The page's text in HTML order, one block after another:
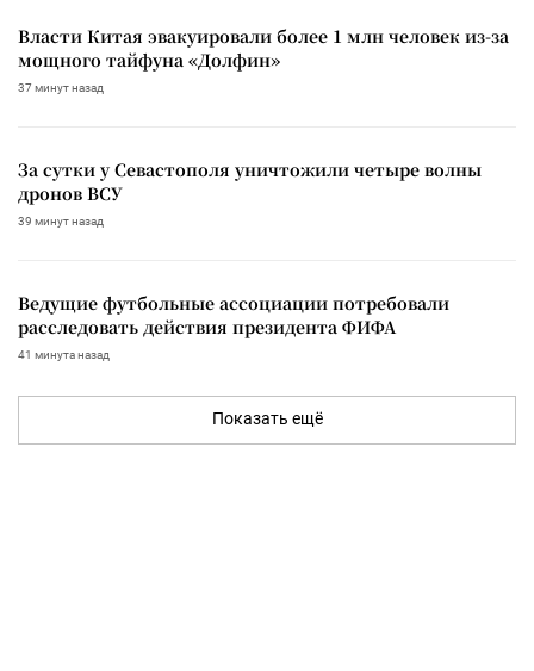
Власти Китая эвакуировали более 1 млн человек из-за
мощного тайфуна «Долфин»
37 минут назад
За сутки у Севастополя уничтожили четыре волны
дронов ВСУ
39 минут назад
Ведущие футбольные ассоциации потребовали
расследовать действия президента ФИФА
41 минута назад
Показать ещё